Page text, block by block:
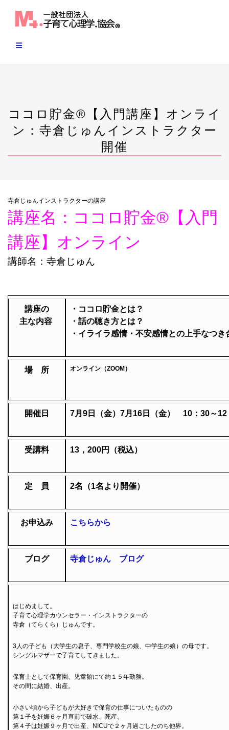
ココロ貯金®︎【入門講座】オンライ
ン：寺倉じゅんインストラクター
開催
寺倉じゅんインストラクターの講座
講座名：ココロ貯金®︎【入門
講座】オンライン
講師名：寺倉じゅん
講座の
主な内容
・ココロ貯金とは？
・話の聴き方とは？
・イライラ感情・不安感情との上手なつき
場 所 オンライン（ZOOM）
開催日 7月9日（金）7月16 日（金） 10：30～12
受講料 13，200円（税込）
定 員 2名（1名より開催）
お申込み こちらから
ブログ 寺倉じゅん ブログ
はじめまして。
子育て心理学カウンセラー・インストラクターの
寺倉（てらくら）じゅんです。
3人の子ども（大学生の息子、専門学校生の娘、中学生の娘）の母です。
シングルマザーで子育てしてきました。
保育士として保育園、児童館にて約１５年勤務。
その間に結婚、出産。
小さい頃から子どもが大好きで保育の仕事についたものの
第１子を妊娠６ヶ月直前で破水、死産。
第４子は妊娠９ヶ月で出産、NICUで２ヶ月過ごしたのち他界。